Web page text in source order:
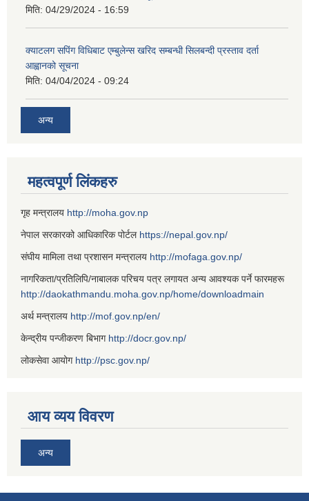
मिति: 04/29/2024 - 16:59
क्याटलग सपिंग विधिबाट एम्बुलेन्स खरिद सम्बन्धी सिलबन्दी प्रस्ताव दर्ता
आह्वानको सूचना
मिति: 04/04/2024 - 09:24
अन्य
महत्वपूर्ण लिंकहरु
गृह मन्त्रालय http://moha.gov.np
नेपाल सरकारको आधिकारिक पोर्टल https://nepal.gov.np/
संघीय मामिला तथा प्रशासन मन्त्रालय http://mofaga.gov.np/
नागरिकता/प्रतिलिपि/नाबालक परिचय पत्र लगायत अन्य आवश्यक पर्ने फारमहरू
http://daokathmandu.moha.gov.np/home/downloadmain
अर्थ मन्त्रालय http://mof.gov.np/en/
केन्द्रीय पन्जीकरण बिभाग http://docr.gov.np/
लोकसेवा आयोग http://psc.gov.np/
आय व्यय विवरण
अन्य